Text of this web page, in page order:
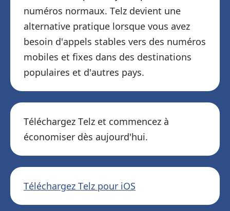
numéros normaux. Telz devient une
alternative pratique lorsque vous avez
besoin d'appels stables vers des numéros
mobiles et fixes dans des destinations
populaires et d'autres pays.
Téléchargez Telz et commencez à
économiser dès aujourd'hui.
Téléchargez Telz pour iOS